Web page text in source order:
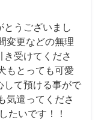
とうございまし
変更などの無理
き受けてくださ
もとっても可愛
して預ける事がで
気遣ってくださ
たいです！！